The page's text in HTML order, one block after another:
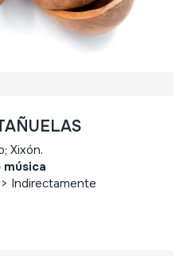
Xixón.
Indirectamente